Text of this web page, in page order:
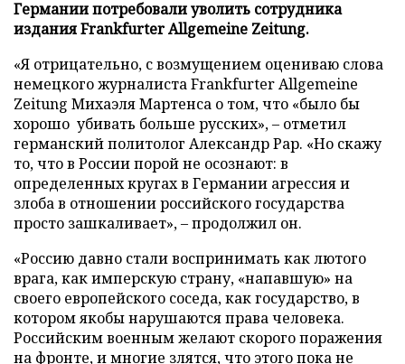
Германии потребовали уволить сотрудника
издания Frankfurter Allgemeine Zeitung.
«Я отрицательно, с возмущением оцениваю слова
немецкого журналиста Frankfurter Allgemeine
Zeitung Михаэля Мартенса о том, что «было бы
хорошо убивать больше русских», – отметил
германский политолог Александр Рар. «Но скажу
то, что в России порой не осознают: в
определенных кругах в Германии агрессия и
злоба в отношении российского государства
просто зашкаливает», – продолжил он.
«Россию давно стали воспринимать как лютого
врага, как имперскую страну, «напавшую» на
своего европейского соседа, как государство, в
котором якобы нарушаются права человека.
Российским военным желают скорого поражения
на фронте, и многие злятся, что этого пока не